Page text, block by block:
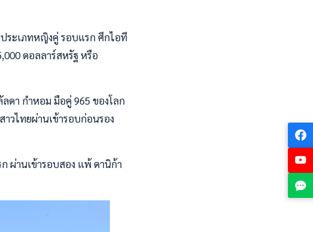
ระเภทหญิงคู่ รอบแรก ศึกไอที
ดอลลาร์สหรัฐ หรือ
ดา กำหอม มือคู่ 965 ของโลก
าวไทยผ่านเข้ารอบก่อนรอง
ผ่านเข้ารอบสอง แพ้ ดานิก้า